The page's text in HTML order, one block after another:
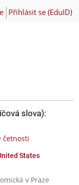
Přihlásit se (EduID)
slova):
četnosti
States
v Praze